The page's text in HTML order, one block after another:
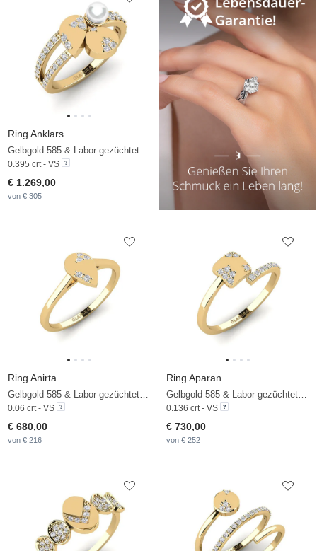
Ring Anklars
0.395 crt - VS
€ 1.269,00
von € 305
Ring Anirta
0.06 crt - VS
€ 680,00
von € 216
Ring Aparan
0.136 crt - VS
€ 730,00
von € 252